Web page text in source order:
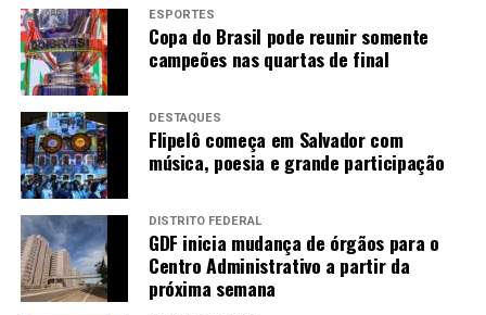
ESPORTES
Copa do Brasil pode reunir somente
campeões nas quartas de final
DESTAQUES
Flipelô começa em Salvador com
música, poesia e grande participação
DISTRITO FEDERAL
GDF inicia mudança de órgãos para o
Centro Administrativo a partir da
próxima semana